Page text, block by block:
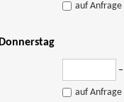
auf Anfrage
Donnerstag
–
auf Anfrage